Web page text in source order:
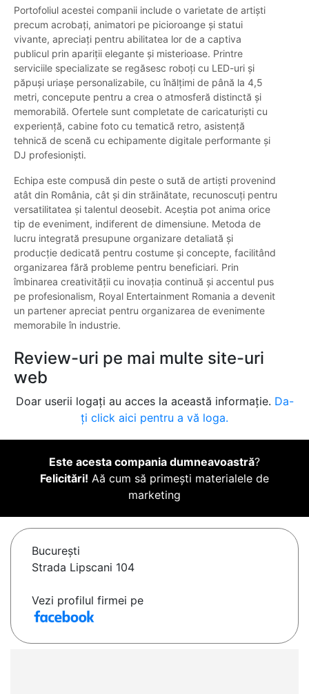
Portofoliul acestei companii include o varietate de artiști
precum acrobați, animatori pe picioroange și statui
vivante, apreciați pentru abilitatea lor de a captiva
publicul prin apariții elegante și misterioase. Printre
serviciile specializate se regăsesc roboți cu LED-uri și
păpuși uriașe personalizabile, cu înălțimi de până la 4,5
metri, concepute pentru a crea o atmosferă distinctă și
memorabilă. Ofertele sunt completate de caricaturiști cu
experiență, cabine foto cu tematică retro, asistență
tehnică de scenă cu echipamente digitale performante și
DJ profesioniști.
Echipa este compusă din peste o sută de artiști provenind
atât din România, cât și din străinătate, recunoscuți pentru
versatilitatea și talentul deosebit. Aceștia pot anima orice
tip de eveniment, indiferent de dimensiune. Metoda de
lucru integrată presupune organizare detaliată și
producție dedicată pentru costume și concepte, facilitând
organizarea fără probleme pentru beneficiari. Prin
îmbinarea creativității cu inovația continuă și accentul pus
pe profesionalism, Royal Entertainment Romania a devenit
un partener apreciat pentru organizarea de evenimente
memorabile în industrie.
Review-uri pe mai multe site-uri
web
Doar userii logați au acces la această informație. Da-
ți click aici pentru a vă loga.
Este acesta compania dumneavoastră?
Felicitări! Aă cum să primești materialele de
marketing
Bucureşti
Strada Lipscani 104
Vezi profilul firmei pe